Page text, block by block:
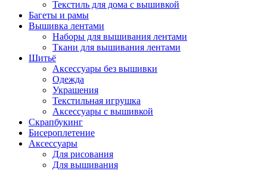
Текстиль для дома с вышивкой
Багеты и рамы
Вышивка лентами
Наборы для вышивания лентами
Ткани для вышивания лентами
Шитьё
Аксессуары без вышивки
Одежда
Украшения
Текстильная игрушка
Аксессуары с вышивкой
Скрапбукинг
Бисероплетение
Аксессуары
Для рисования
Для вышивания